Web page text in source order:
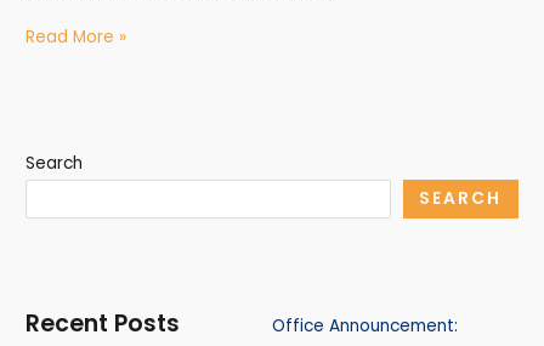
Read More »
Search
SEARCH
Recent Posts
Office Announcement: